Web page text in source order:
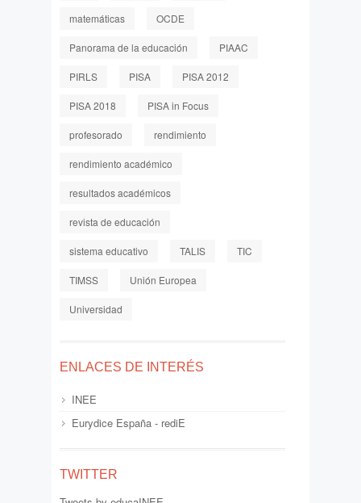
matemáticas OCDE
Panorama de la educación PIAAC
PIRLS PISA PISA 2012
PISA 2018 PISA in Focus
profesorado rendimiento
rendimiento académico
resultados académicos
revista de educación
sistema educativo TALIS TIC
TIMSS Unión Europea
Universidad
ENLACES DE INTERÉS
INEE
Eurydice España - rediE
TWITTER